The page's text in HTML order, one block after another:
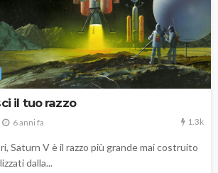
il tuo razzo
6 anni fa 1.3k
Saturn V è il razzo più grande mai costruito
dalla...